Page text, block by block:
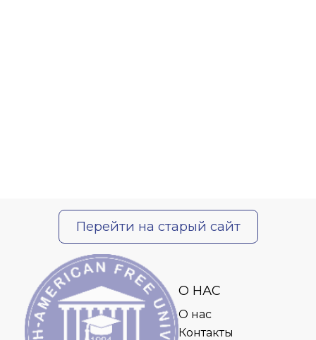
Перейти на старый сайт
О НАС
О нас
Контакты